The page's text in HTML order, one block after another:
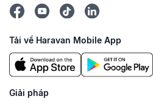
Tải về Haravan Mobile App
Giải pháp